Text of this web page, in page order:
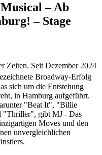
– Ab
– Stage
Zeiten. Seit Dezember 2024
Broadway-Erfolg
sich um die Entstehung
in Hamburg aufgeführt.
"Beat It", "Billie
"Thriller", gibt MJ - Das
Moves und den
unvergleichlichen